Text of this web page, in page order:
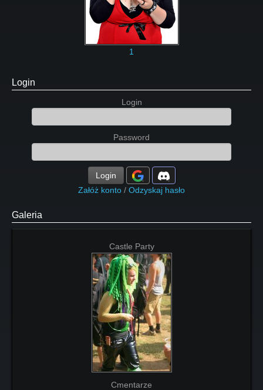
1
Login
Login
Password
Login
Załóż konto / Odzyskaj hasło
Galeria
Castle Party
Cmentarze